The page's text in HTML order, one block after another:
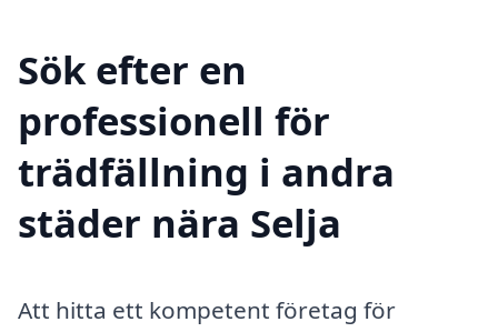
Sök efter en
professionell för
trädfällning i andra
städer nära Selja
Att hitta ett kompetent företag för